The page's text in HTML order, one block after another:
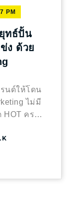
ยงแค่ต้องมี
ที่เหมาะ
ละติดตาม
ทำได้ตาม
ความคาด
ออธิบาย
นวทางการ
งใจเป็นจุด
หรือ
ก ซื่อสัตย์
น รูปปก:
px
ภาพ 2+3:
ปิด 2 ภาพ
กช่วยสร้าง
ควรระวัง:
รแสดงผล
ให้
” 2. อัลบั้ม
คอนเทนต์
PM
ทธ์ปั้น
ง ด้วย
นด์ให้โดน
ไม่มี
ครอง
ที่ประสบ
างสำหรับ